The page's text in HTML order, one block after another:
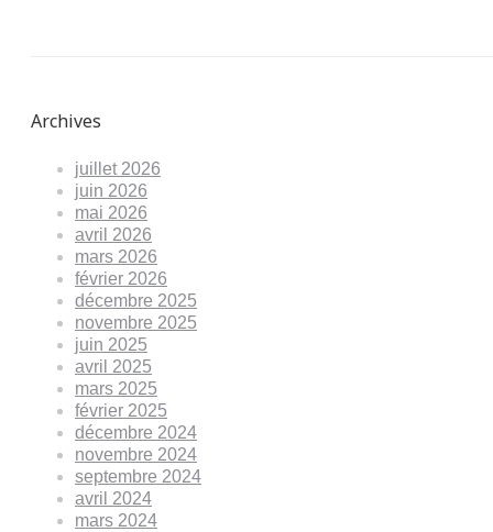
Archives
juillet 2026
juin 2026
mai 2026
avril 2026
mars 2026
février 2026
décembre 2025
novembre 2025
juin 2025
avril 2025
mars 2025
février 2025
décembre 2024
novembre 2024
septembre 2024
avril 2024
mars 2024